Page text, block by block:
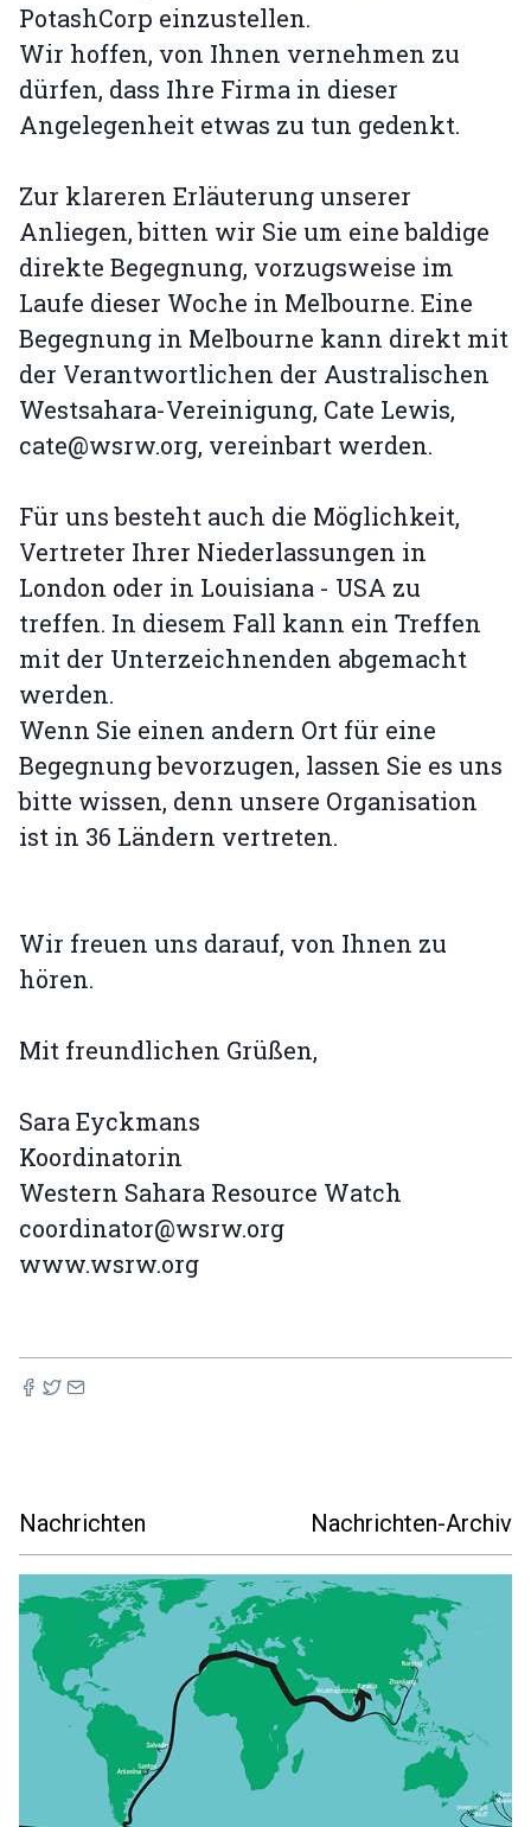
PotashCorp einzustellen.
Wir hoffen, von Ihnen vernehmen zu
dürfen, dass Ihre Firma in dieser
Angelegenheit etwas zu tun gedenkt.
Zur klareren Erläuterung unserer
Anliegen, bitten wir Sie um eine baldige
direkte Begegnung, vorzugsweise im
Laufe dieser Woche in Melbourne. Eine
Begegnung in Melbourne kann direkt mit
der Verantwortlichen der Australischen
Westsahara-Vereinigung, Cate Lewis,
cate@wsrw.org, vereinbart werden.
Für uns besteht auch die Möglichkeit,
Vertreter Ihrer Niederlassungen in
London oder in Louisiana - USA zu
treffen. In diesem Fall kann ein Treffen
mit der Unterzeichnenden abgemacht
werden.
Wenn Sie einen andern Ort für eine
Begegnung bevorzugen, lassen Sie es uns
bitte wissen, denn unsere Organisation
ist in 36 Ländern vertreten.
Wir freuen uns darauf, von Ihnen zu
hören.
Mit freundlichen Grüßen,
Sara Eyckmans
Koordinatorin
Western Sahara Resource Watch
coordinator@wsrw.org
www.wsrw.org
Nachrichten Nachrichten-Archiv